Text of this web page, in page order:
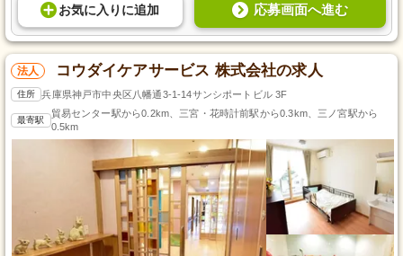
お気に入り に追加 応募画面へ進む
法人 コウダイケアサービス 株式会社の求人
住所 兵庫県神戸市中央区八幡通3-1-14サンシポートビル 3F
最寄駅
貿易センター駅から0.2km、三宮・花時計前駅から0.3km、三ノ宮駅から
0.5km